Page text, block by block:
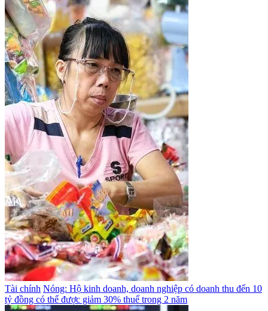
Tài chính Nóng: Hộ kinh doanh, doanh nghiệp có doanh thu đến 10
tỷ đồng có thể được giảm 30% thuế trong 2 năm